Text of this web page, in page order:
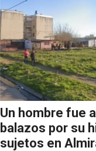
Un hombre fue
balazos por su
sujetos en